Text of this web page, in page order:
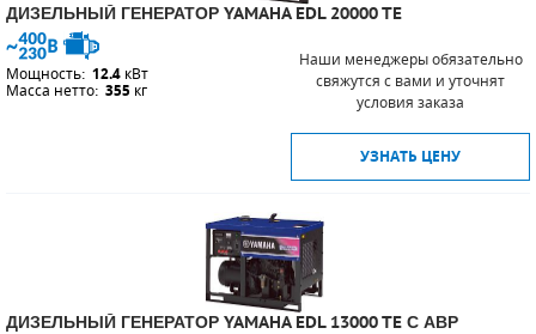
ДИЗЕЛЬНЫЙ ГЕНЕРАТОР YAMAHA EDL 20000 TE
Мощность: 12.4 кВт
Масса нетто: 355 кг
Наши менеджеры обязательно
свяжутся с вами и уточнят
условия заказа
УЗНАТЬ ЦЕНУ
ДИЗЕЛЬНЫЙ ГЕНЕРАТОР YAMAHA EDL 13000 TE С АВР